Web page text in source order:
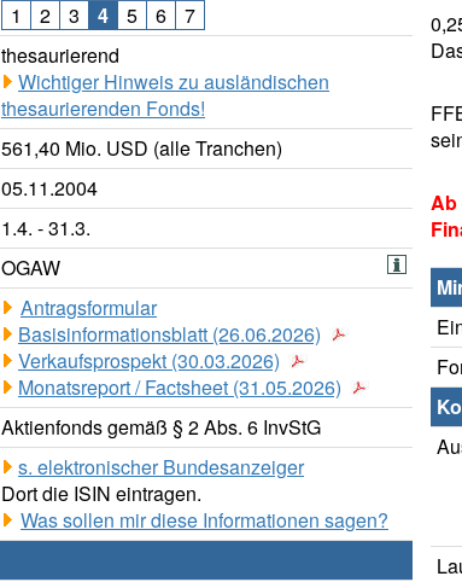
1 2 3 4 5 6
7
thesaurierend
Wichtiger Hinweis zu ausländischen
thesaurierenden Fonds!
561,40 Mio. USD (alle Tranchen)
05.11.2004
1.4. - 31.3.
OGAW
Antragsformular
Basisinformationsblatt (26.06.2026)
Verkaufsprospekt (30.03.2026)
Monatsreport / Factsheet (31.05.2026)
Aktienfonds gemäß § 2 Abs. 6 InvStG
s. elektronischer Bundesanzeiger
Dort die ISIN eintragen.
Was sollen mir diese Informationen sagen?
Ab